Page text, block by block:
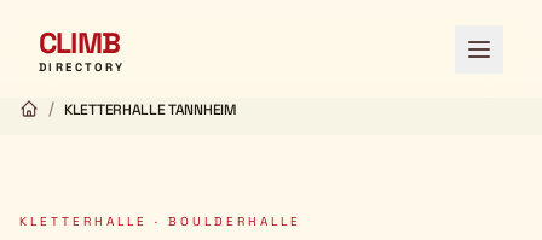
CLIMB
DIRECTORY Menü
/ KLETTERHALLE TANNHEIM
KLETTERHALLE · BOULDERHALLE